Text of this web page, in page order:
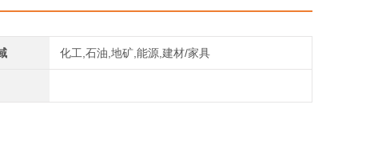
化工,石油,地矿,能源,建材/家具